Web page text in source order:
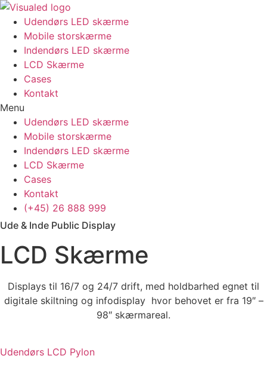
Udendørs LED skærme
Mobile storskærme
Indendørs LED skærme
LCD Skærme
Cases
Kontakt
Menu
Udendørs LED skærme
Mobile storskærme
Indendørs LED skærme
LCD Skærme
Cases
Kontakt
(+45) 26 888 999
Ude & Inde Public Display
LCD Skærme​
Displays til 16/7 og 24/7 drift, med holdbarhed egnet til
digitale skiltning og infodisplay hvor behovet er fra 19″ –
98″ skærmareal.
Udendørs LCD Pylon